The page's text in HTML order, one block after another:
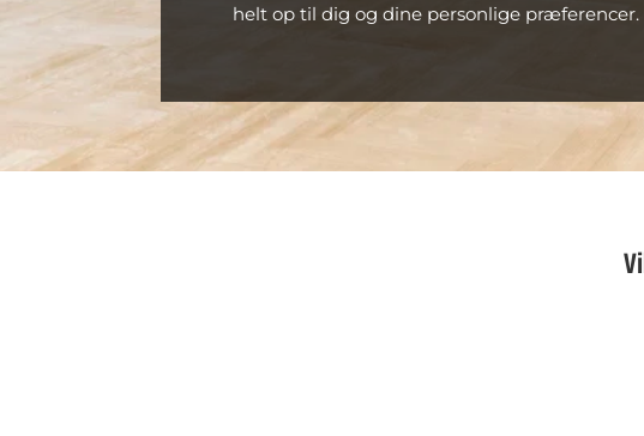
helt op til dig og dine personlige præferencer.